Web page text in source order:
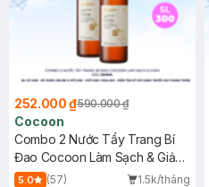
252.000 ₫590.000 ₫
Cocoon
Combo 2 Nước Tẩy Trang Bí
Đao Cocoon Làm Sạch & Giảm
Dầu 500ml
5.0 (57)
1.5k/tháng